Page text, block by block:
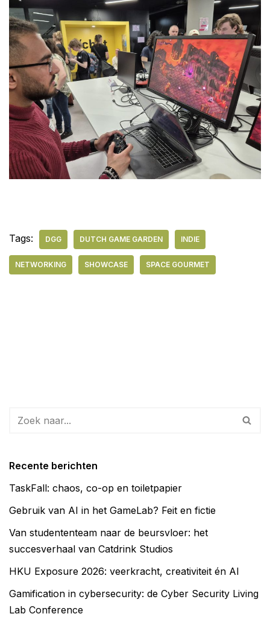
Tags: DGG DUTCH GAME GARDEN INDIE
NETWORKING SHOWCASE SPACE GOURMET
Recente berichten
TaskFall: chaos, co-op en toiletpapier
Gebruik van AI in het GameLab? Feit en fictie
Van studententeam naar de beursvloer: het
succesverhaal van Catdrink Studios
HKU Exposure 2026: veerkracht, creativiteit én AI
Gamification in cybersecurity: de Cyber Security Living
Lab Conference